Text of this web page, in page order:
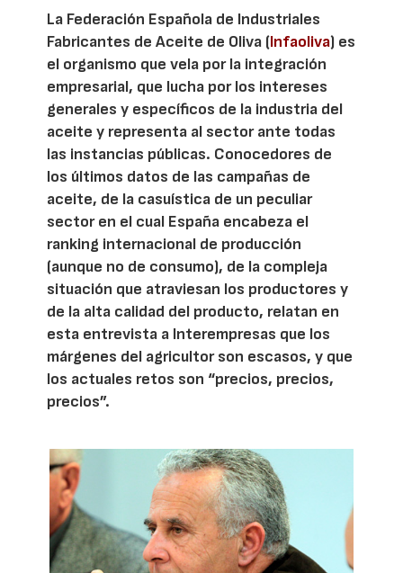
La Federación Española de Industriales
Fabricantes de Aceite de Oliva (Infaoliva) es
el organismo que vela por la integración
empresarial, que lucha por los intereses
generales y específicos de la industria del
aceite y representa al sector ante todas
las instancias públicas. Conocedores de
los últimos datos de las campañas de
aceite, de la casuística de un peculiar
sector en el cual España encabeza el
ranking internacional de producción
(aunque no de consumo), de la compleja
situación que atraviesan los productores y
de la alta calidad del producto, relatan en
esta entrevista a Interempresas que los
márgenes del agricultor son escasos, y que
los actuales retos son “precios, precios,
precios”.